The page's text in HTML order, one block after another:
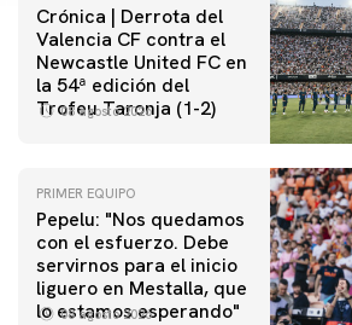
Crónica | Derrota del
Valencia CF contra el
Newcastle United FC en
la 54ª edición del
Trofeu Taronja (1-2)
08 agosto 2026
PRIMER EQUIPO
Pepelu: "Nos quedamos
con el esfuerzo. Debe
servirnos para el inicio
liguero en Mestalla, que
lo estamos esperando"
08 agosto 2026
PRIMER EQUIPO
Las fotos del Valencia CF-